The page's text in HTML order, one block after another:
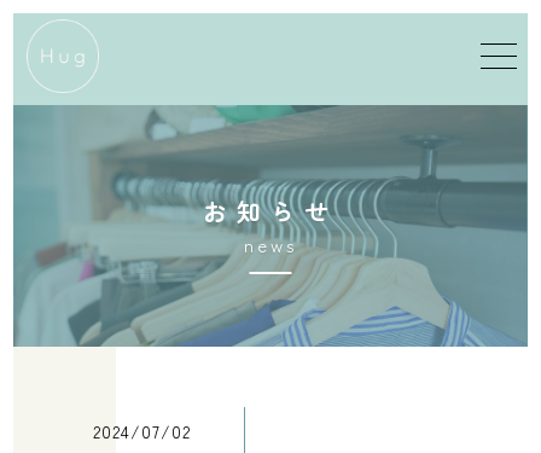
お知らせ
news
2024/07/02